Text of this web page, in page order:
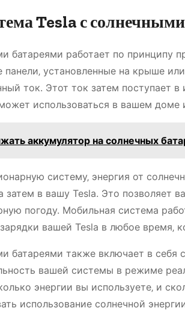
Tesla с
батареями работает по принципу
установленные на крыше
ток. Этот ток затем поступает в
использоваться в вашем доме
аккумулятор на солнечных
систему‚ энергия от
затем в вашу Tesla. Это позволяет
погоду. Мобильная система
вашей Tesla в любое время‚
батареями также включает в себя
вашей системы в режиме
энергии вы используете‚ и
использование солнечной